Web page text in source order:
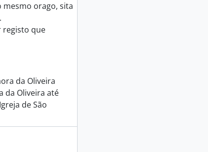
mesmo orago, sita
registo que
da Oliveira
da Oliveira até
de São